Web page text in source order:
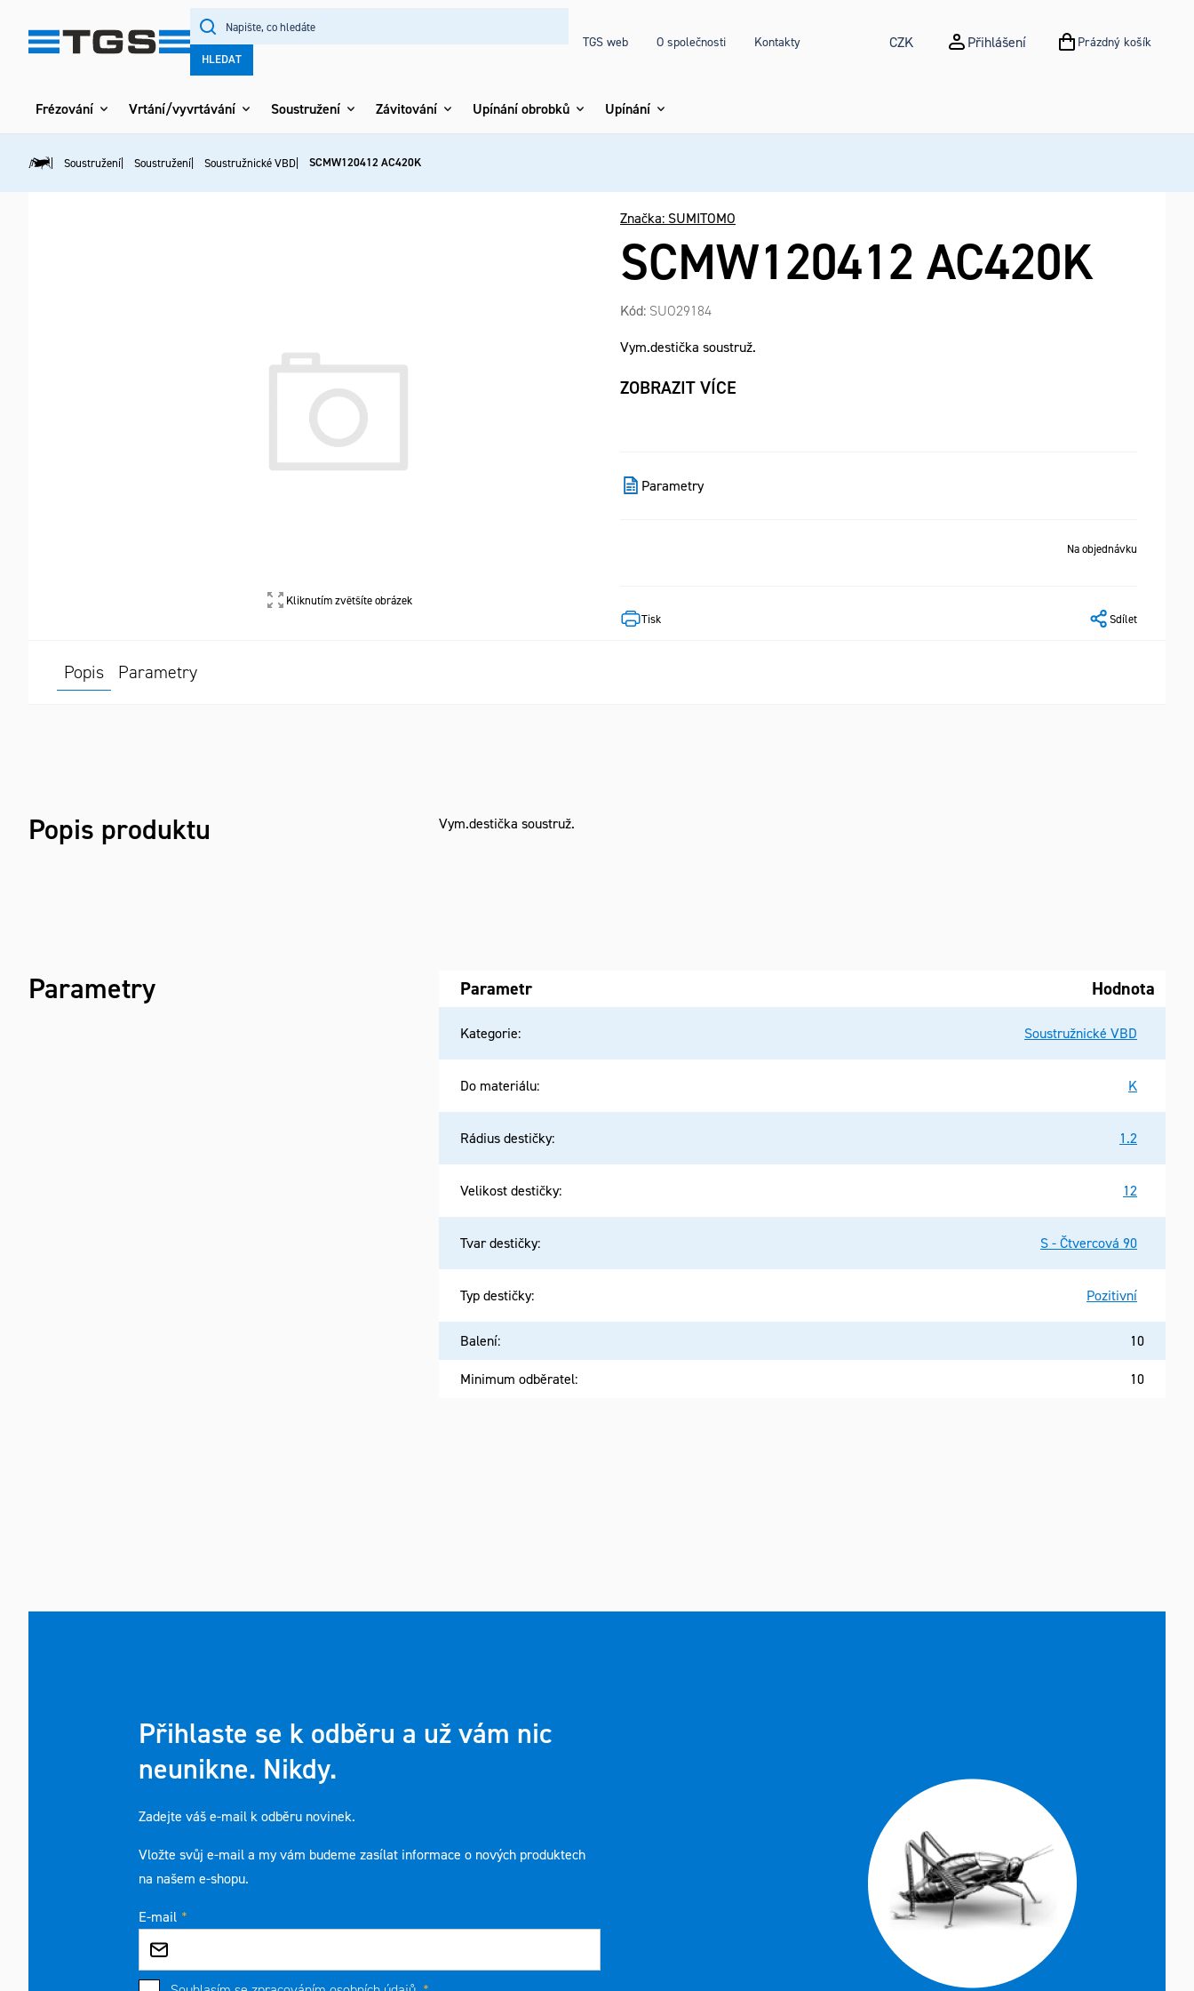
obsah
HLEDAT
TGS web O společnosti Kontakty CZK Přihlášení NÁKUPNÍ KOŠÍK
Prázdný košík
Frézování Vrtání/vyvrtávání Soustružení Závitování Upínání obrobků Upínání
Domů Soustružení Soustružení Soustružnické VBD SCMW120412 AC420K
Kliknutím zvětšíte obrázek
SCMW120412 AC420K
Značka: SUMITOMO
Kód: SUO29184
Vym.destička soustruž.
ZOBRAZIT VÍCE
Tisk Sdílet
Na objednávku
Parametry
Popis Parametry
Popis produktu Vym.destička soustruž.
Parametry Parametr Hodnota
Kategorie: Soustružnické VBD
Do materiálu: K
Rádius destičky: 1.2
Velikost destičky: 12
Tvar destičky: S - Čtvercová 90
Typ destičky: Pozitivní
Balení: 10
Minimum odběratel: 10
Přihlaste se k odběru a už vám nic
neunikne. Nikdy.
Zadejte váš e-mail k odběru novinek.
Vložte svůj e-mail a my vám budeme zasílat informace o nových produktech
na našem e-shopu.
E-mail